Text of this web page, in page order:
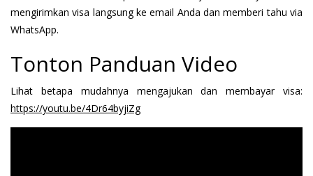
mengirimkan visa langsung ke email Anda dan memberi tahu via
WhatsApp.
Tonton Panduan Video
Lihat betapa mudahnya mengajukan dan membayar visa:
https://youtu.be/4Dr64byjiZg